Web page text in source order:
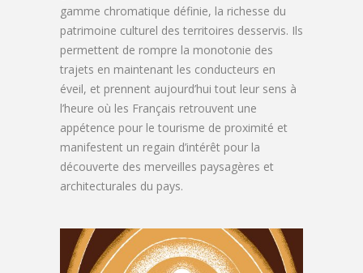
gamme chromatique définie, la richesse du
patrimoine culturel des territoires desservis. Ils
permettent de rompre la monotonie des
trajets en maintenant les conducteurs en
éveil, et prennent aujourd’hui tout leur sens à
l’heure où les Français retrouvent une
appétence pour le tourisme de proximité et
manifestent un regain d’intérêt pour la
découverte des merveilles paysagères et
architecturales du pays.